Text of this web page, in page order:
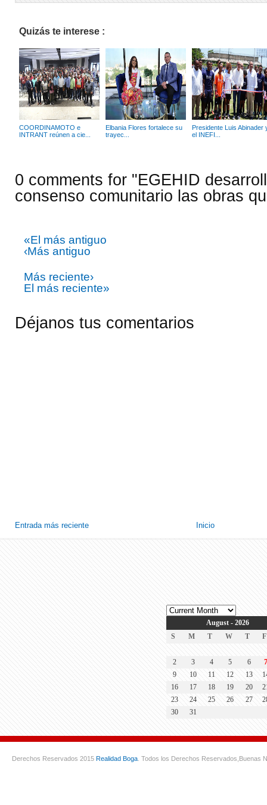
Quizás te interese :
COORDINAMOTO e
INTRANT reúnen a cie...
Elbania Flores fortalece su
trayec...
Presidente Luis Abinader
el INEFI...
0 comments for "EGEHID
consenso comunitario las obras
«El más antiguo
‹Más antiguo
Más reciente›
El más reciente»
Déjanos tus comentarios
Entrada más reciente Inicio
August - 2026
S
M T W T F
2 3 4 5 6
9
10 11 12 13
16
17 18 19 20
23
24 25 26 27
30
31
Derechos Reservados 2015 Realidad Boga . Todos los Derechos Reservados, Buenas